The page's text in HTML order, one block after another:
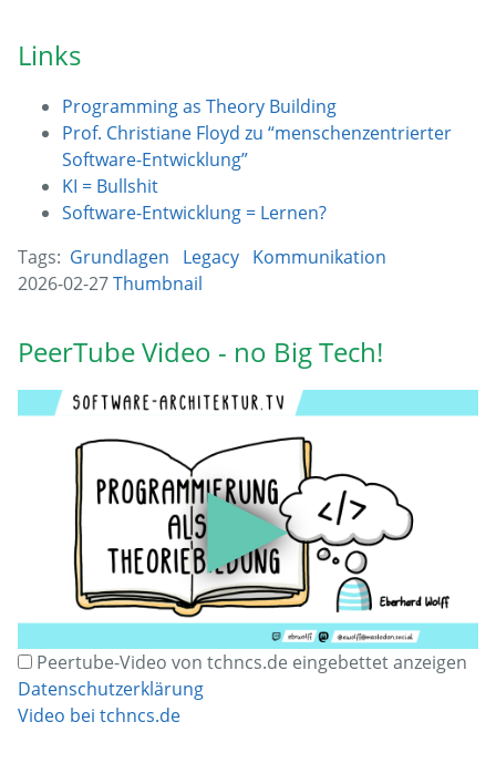
Links
Programming as Theory Building
Prof. Christiane Floyd zu “menschenzentrierter
Software-Entwicklung”
KI = Bullshit
Software-Entwicklung = Lernen?
Tags: Grundlagen Legacy Kommunikation
2026-02-27Thumbnail
PeerTube Video - no Big Tech!
▶
Peertube-Video von tchncs.de eingebettet anzeigen
Datenschutzerklärung
Video bei tchncs.de